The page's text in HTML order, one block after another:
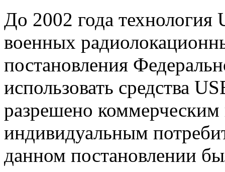
До 2002 года технология
военных
постановления
использовать средства
разрешено
индивидуальным
данном постановлении